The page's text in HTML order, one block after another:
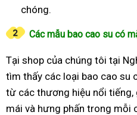
chóng.
Các mẫu bao cao su có
Tại shop của chúng tôi tại
tìm thấy các loại bao cao su
từ các thương hiệu nổi
mái và hưng phấn trong mỗi